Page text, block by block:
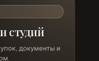
студий
документы и